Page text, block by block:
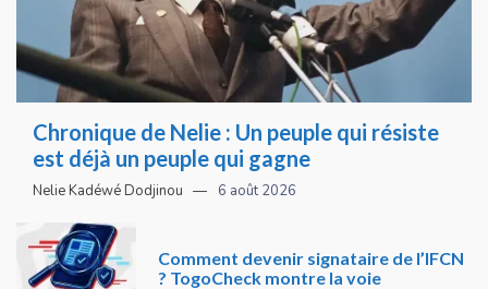
Chronique de Nelie : Un peuple qui résiste
est déjà un peuple qui gagne
Nelie Kadéwé Dodjinou 6 août 2026
Comment devenir signataire de l’IFCN
? TogoCheck montre la voie